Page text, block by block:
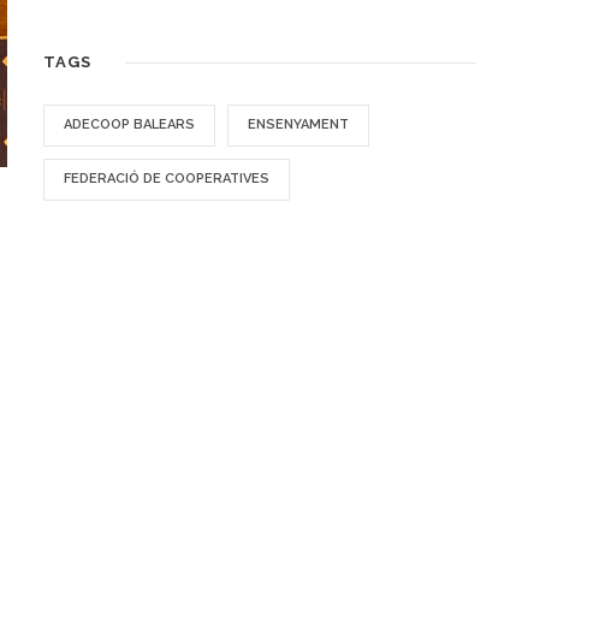
TAGS
ADECOOP BALEARS ENSENYAMENT
FEDERACIÓ DE COOPERATIVES